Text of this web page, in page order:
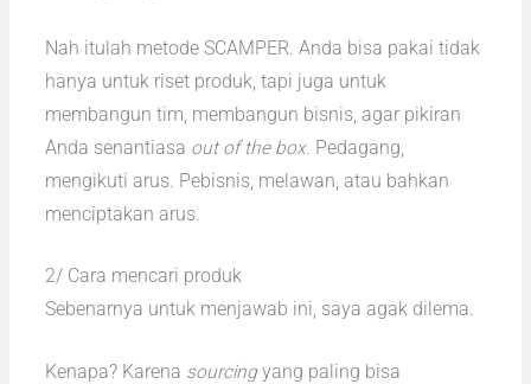
Nah itulah metode SCAMPER. Anda bisa pakai tidak
hanya untuk riset produk, tapi juga untuk
membangun tim, membangun bisnis, agar pikiran
Anda senantiasa out of the box. Pedagang,
mengikuti arus. Pebisnis, melawan, atau bahkan
menciptakan arus.
2/ Cara mencari produk
Sebenarnya untuk menjawab ini, saya agak dilema.
Kenapa? Karena sourcingyang paling bisa